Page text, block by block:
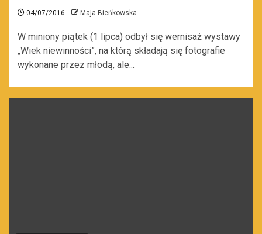
04/07/2016 Maja Bieńkowska
W miniony piątek (1 lipca) odbył się wernisaż wystawy
„Wiek niewinności”, na którą składają się fotografie
wykonane przez młodą, ale...